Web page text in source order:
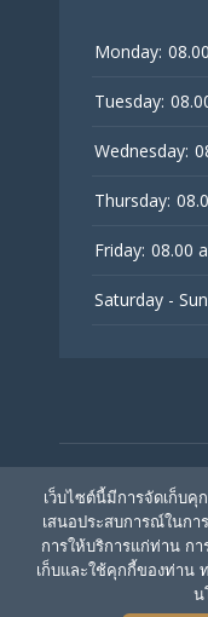
Monday:
Tuesday:
Wednesday:
Thursday:
Friday: 08.00
Saturday -
© V Fertility
ติดตามเรา
เว็บไซต์นี้มีการจัดเก็บ
เสนอประสบการณ์ในก
การให้บริการแก่ท่าน กา
เก็บและใช้คุกกี้ของท่าน
น